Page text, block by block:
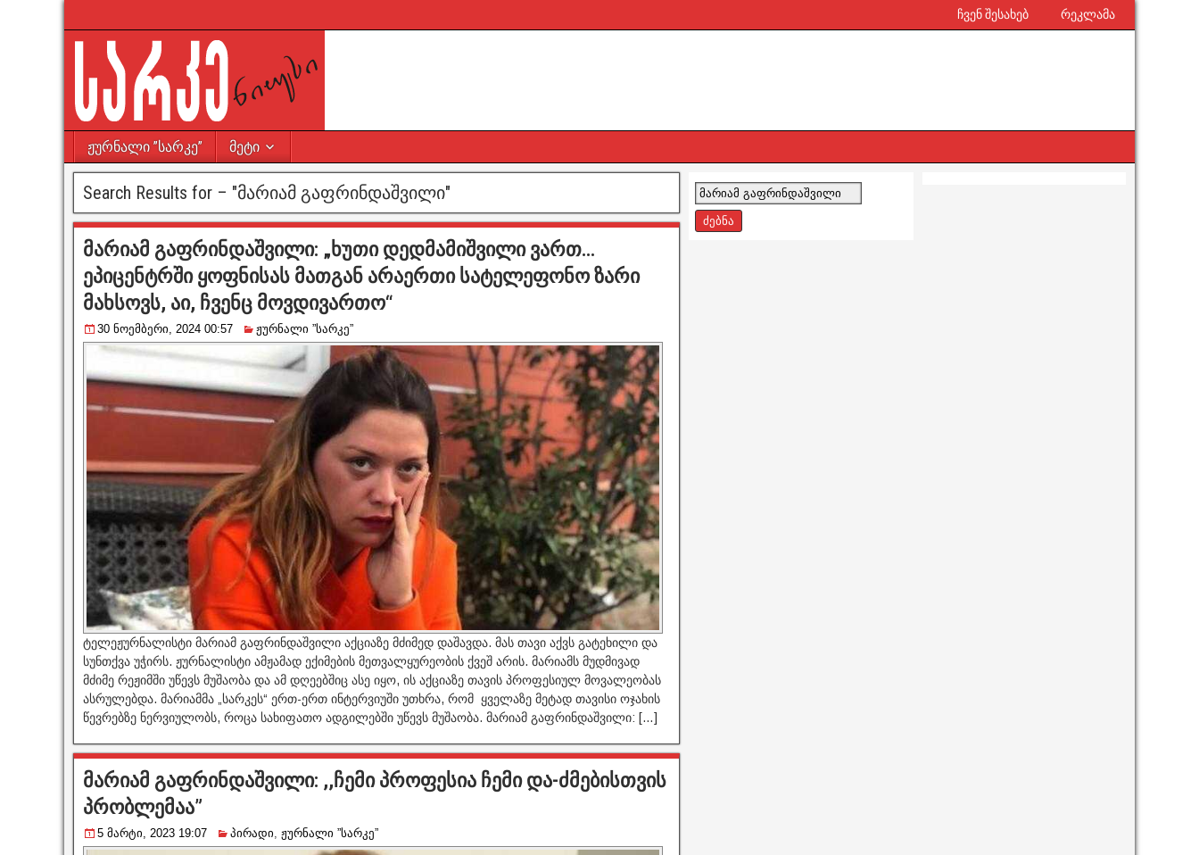
ჩვენ შესახებ რეკლამა
ჟურნალი ”სარკე” მეტი
Search Results for – "მარიამ გაფრინდაშვილი"
მარიამ გაფრინდაშვილი: „ხუთი დედმამიშვილი ვართ…
ეპიცენტრში ყოფნისას მათგან არაერთი სატელეფონო ზარი
მახსოვს, აი, ჩვენც მოვდივართო“
30 ნოემბერი, 2024 00:57 ჟურნალი ”სარკე”
ტელეჟურნალისტი მარიამ გაფრინდაშვილი აქციაზე მძიმედ დაშავდა. მას თავი აქვს გატეხილი და
სუნთქვა უჭირს. ჟურნალისტი ამჟამად ექიმების მეთვალყურეობის ქვეშ არის. მარიამს მუდმივად
მძიმე რეჟიმში უწევს მუშაობა და ამ დღეებშიც ასე იყო, ის აქციაზე თავის პროფესიულ მოვალეობას
ასრულებდა. მარიამმა „სარკეს“ ერთ-ერთ ინტერვიუში უთხრა, რომ ყველაზე მეტად თავისი ოჯახის
წევრებზე ნერვიულობს, როცა სახიფათო ადგილებში უწევს მუშაობა. მარიამ გაფრინდაშვილი: […]
მარიამ გაფრინდაშვილი: ,,ჩემი პროფესია ჩემი და-ძმებისთვის
პრობლემაა”
5 მარტი, 2023 19:07 პირადი, ჟურნალი ”სარკე”